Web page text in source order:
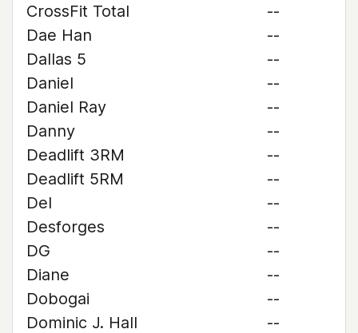
CrossFit Total
--
Dae Han
--
Dallas 5
--
Daniel
--
Daniel Ray
--
Danny
--
Deadlift 3RM
--
Deadlift 5RM
--
Del
--
Desforges
--
DG
--
Diane
--
Dobogai
--
Dominic J. Hall
--